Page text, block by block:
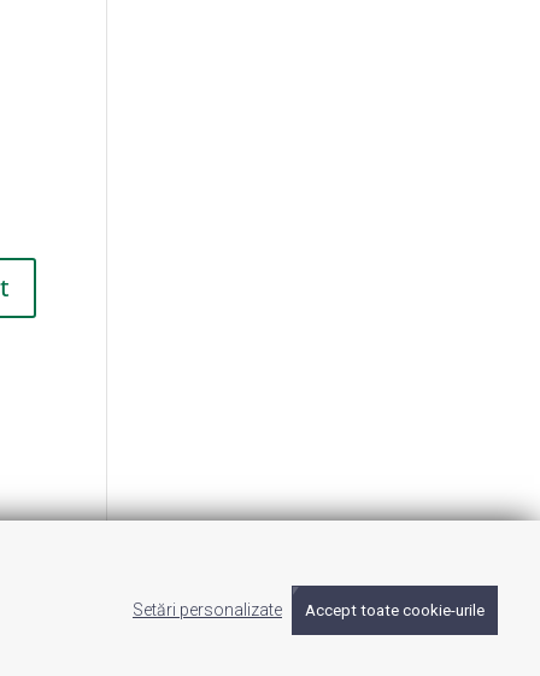
Setări personalizate Accept toate cookie-urile